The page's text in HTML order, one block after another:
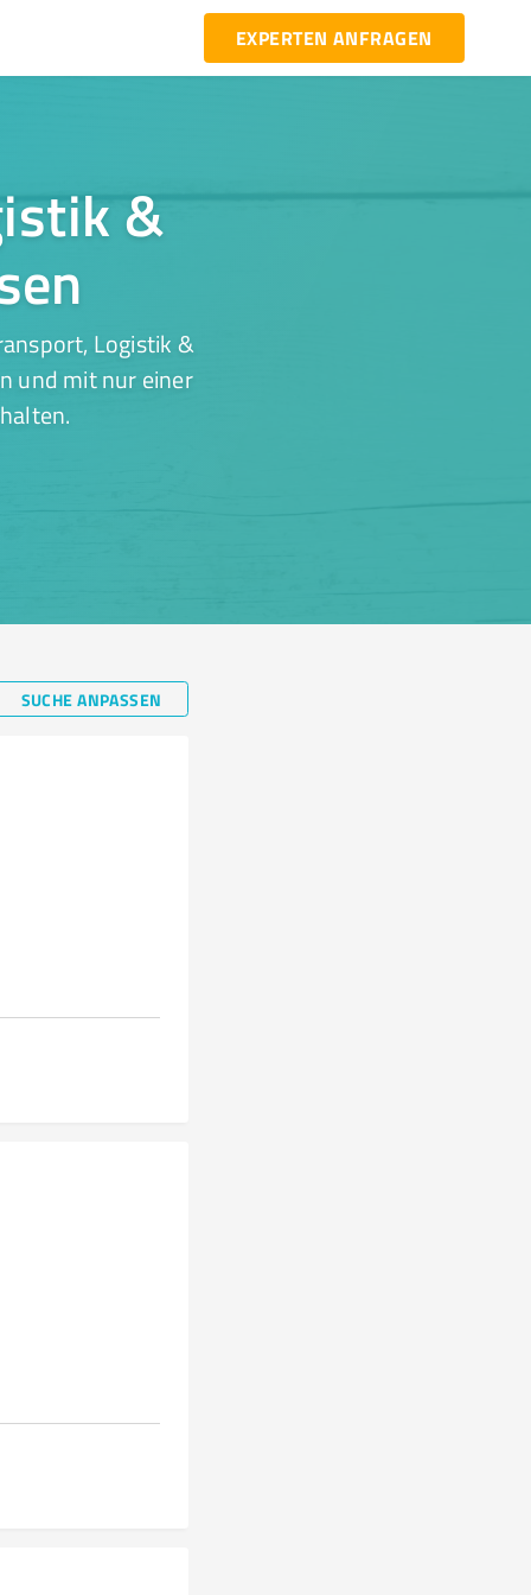
EXPERTEN ANFRAGEN
&
Logistik &
und mit nur einer
SUCHE ANPASSEN